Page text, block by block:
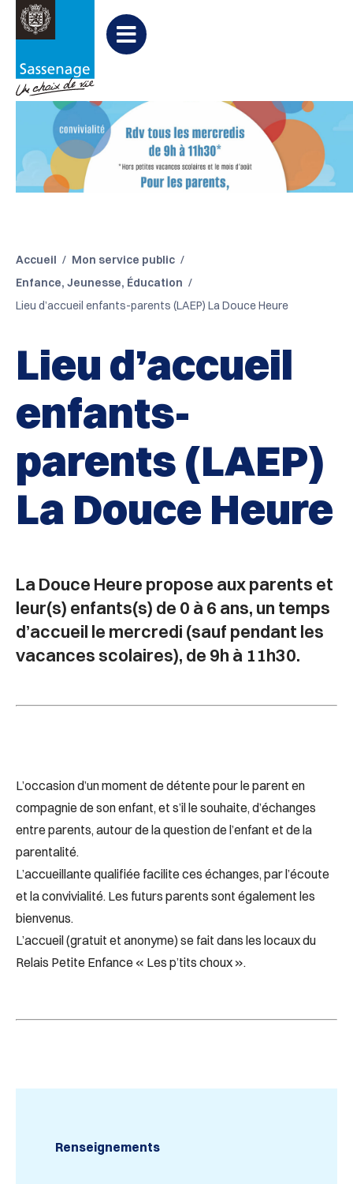
Aller à la recherche
Accueil
Mon service public
Enfance, Jeunesse, Éducation
Lieu d’accueil enfants-parents (LAEP) La Douce Heure
Lieu d’accueil
enfants-
parents (LAEP)
La Douce Heure
La Douce Heure propose aux parents et
leur(s) enfants(s) de 0 à 6 ans, un temps
d’accueil le mercredi (sauf pendant les
vacances scolaires), de 9h à 11h30.
L’occasion d’un moment de détente pour le parent en
compagnie de son enfant, et s’il le souhaite, d’échanges
entre parents, autour de la question de l’enfant et de la
parentalité.
L’accueillante qualifiée facilite ces échanges, par l’écoute
et la convivialité. Les futurs parents sont également les
bienvenus.
L’accueil (gratuit et anonyme) se fait dans les locaux du
Relais Petite Enfance « Les p’tits choux ».
Renseignements